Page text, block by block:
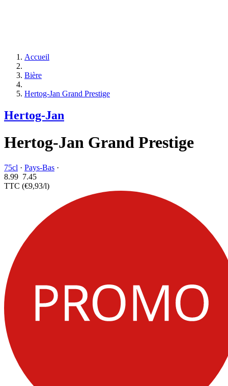
Accueil
Bière
Hertog-Jan Grand Prestige
Hertog-Jan
Hertog-Jan Grand Prestige
75cl · Pays-Bas ·
8.99 7.45
TTC (€9,93/l)